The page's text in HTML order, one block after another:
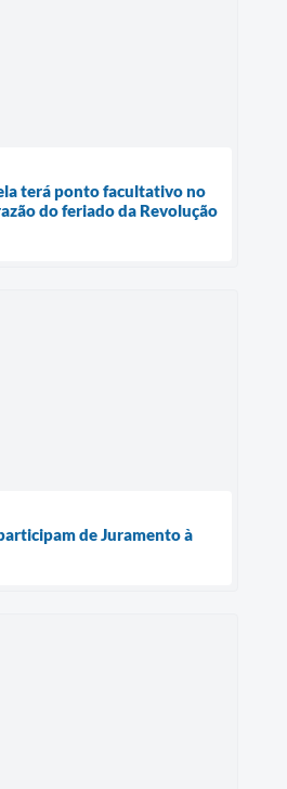
terá ponto facultativo no
do feriado da Revolução
de Juramento à